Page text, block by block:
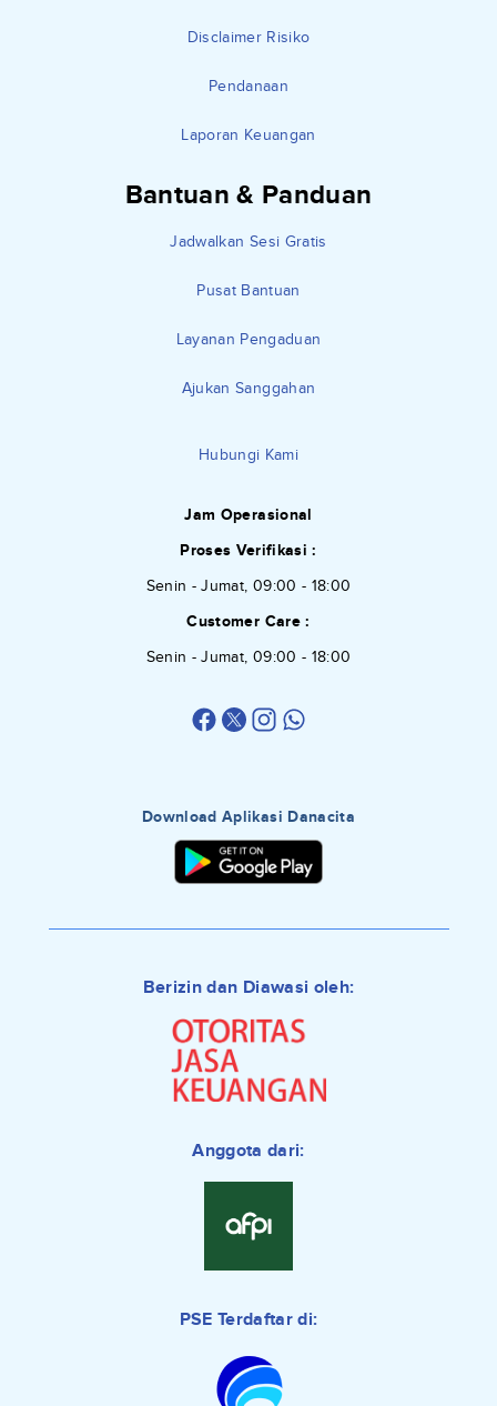
Disclaimer Risiko
Pendanaan
Laporan Keuangan
Bantuan & Panduan
Jadwalkan Sesi Gratis
Pusat Bantuan
Layanan Pengaduan
Ajukan Sanggahan
Hubungi Kami
Jam Operasional
Proses Verifikasi :
Senin - Jumat, 09:00 - 18:00
Customer Care :
Senin - Jumat, 09:00 - 18:00
Download Aplikasi Danacita
Berizin dan Diawasi oleh:
Anggota dari:
PSE Terdaftar di: